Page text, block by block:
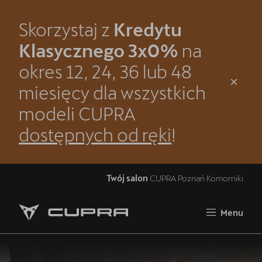
Skorzystaj z Kredytu
Klasycznego 3x0% na
okres 12, 24, 36 lub 48
miesięcy dla wszystkich
modeli CUPRA
dostępnych od ręki!
Twój salon CUPRA Poznań Komorniki
Menu
Strona główna
Kredyt Klasyczny 3x0% - dowiedz się więcej
CUPRA Raval
CUPRA Formentor VZ5
Samochody nowe
OTOMOTO